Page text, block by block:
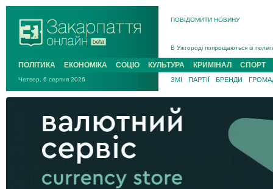
ПОВІДОМИТИ НОВИНУ
В Ужгороді попрощаються із
В Ужгороді 5 серпня
Підтвердили загибель
На війні з рф поліг військовий з
На Хустщині внаслідок ДТП за
Інструктора районного ТЦК на
ПОЛІТИКА ЕКОНОМІКА СОЦІО КУЛЬТУРА КРИМІНАЛ СПОРТ
Четвер, 6 серпня 2026 ЗМІ ПАРТІЇ БРЕНДИ